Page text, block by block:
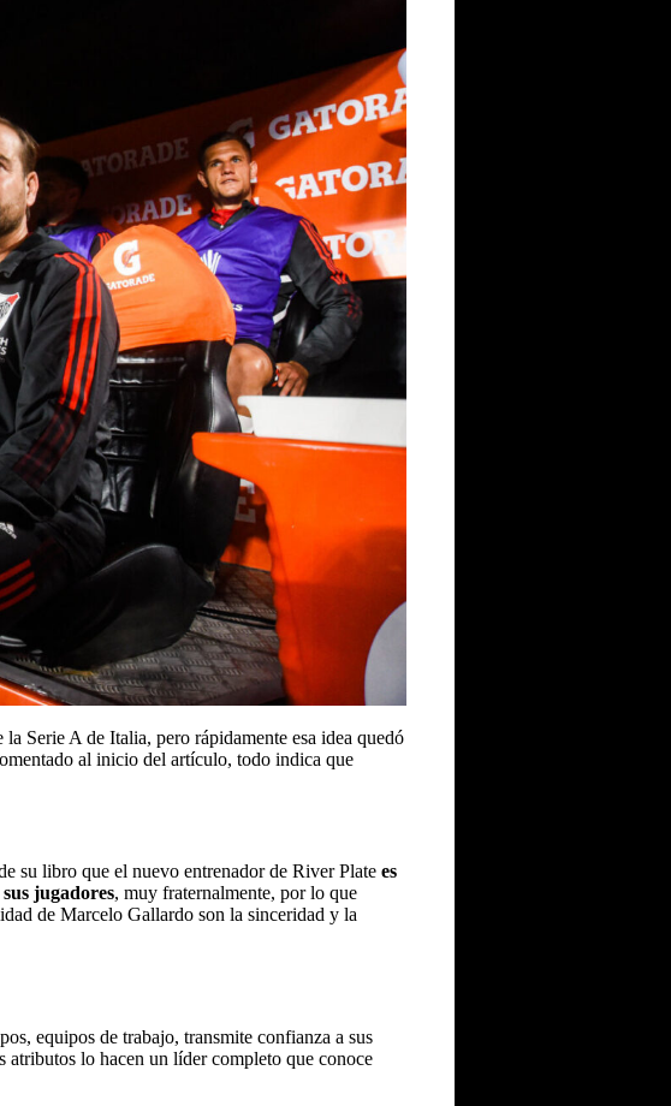
Serie A de Italia, pero rápidamente esa idea quedó
al inicio del artículo, todo indica que
su libro que el nuevo entrenador de River Plate es
jugadores, muy fraternalmente, por lo que
de Marcelo Gallardo son la sinceridad y la
equipos de trabajo, transmite confianza a sus
atributos lo hacen un líder completo que conoce